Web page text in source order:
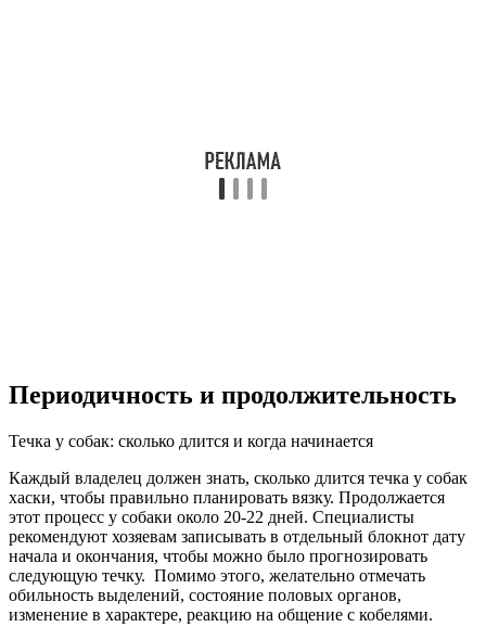
Периодичность и продолжительность
Течка у собак: сколько длится и когда начинается
Каждый владелец должен знать, сколько длится течка у собак
хаски, чтобы правильно планировать вязку. Продолжается
этот процесс у собаки около 20-22 дней. Специалисты
рекомендуют хозяевам записывать в отдельный блокнот дату
начала и окончания, чтобы можно было прогнозировать
следующую течку. Помимо этого, желательно отмечать
обильность выделений, состояние половых органов,
изменение в характере, реакцию на общение с кобелями.